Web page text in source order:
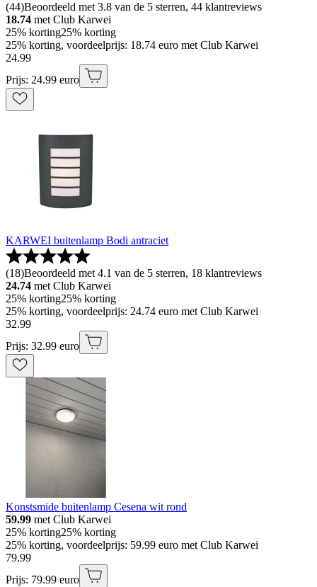
(44)Beoordeeld met 3.8 van de 5 sterren, 44 klantreviews
18.74 met Club Karwei
25% korting25% korting
25% korting, voordeelprijs: 18.74 euro met Club Karwei
24.99
Prijs: 24.99 euro
KARWEI buitenlamp Bodi antraciet
(18)Beoordeeld met 4.1 van de 5 sterren, 18 klantreviews
24.74 met Club Karwei
25% korting25% korting
25% korting, voordeelprijs: 24.74 euro met Club Karwei
32.99
Prijs: 32.99 euro
Konstsmide buitenlamp Cesena wit rond
59.99 met Club Karwei
25% korting25% korting
25% korting, voordeelprijs: 59.99 euro met Club Karwei
79.99
Prijs: 79.99 euro